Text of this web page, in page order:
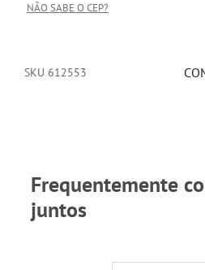
NÃO SABE O CEP?
SKU 612553
Frequentemente
juntos